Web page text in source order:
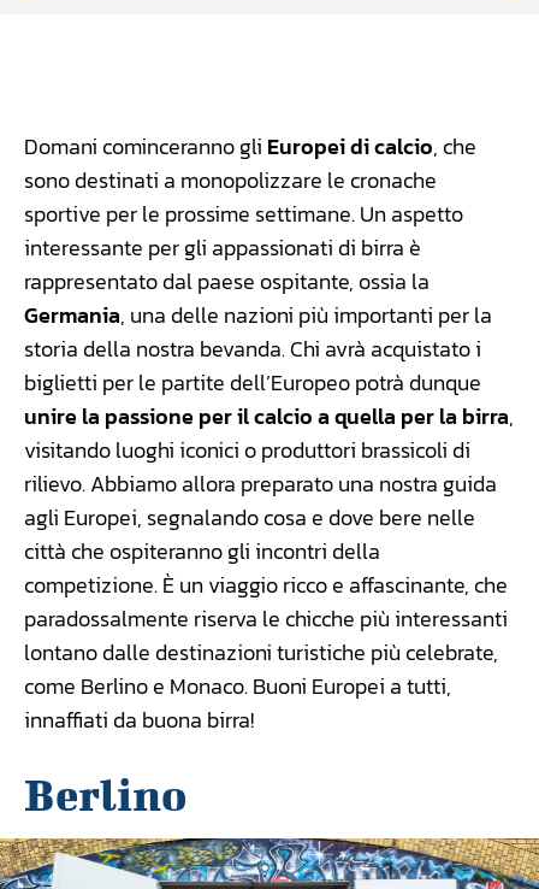
Domani cominceranno gli Europei di calcio, che
sono destinati a monopolizzare le cronache
sportive per le prossime settimane. Un aspetto
interessante per gli appassionati di birra è
rappresentato dal paese ospitante, ossia la
Germania, una delle nazioni più importanti per la
storia della nostra bevanda. Chi avrà acquistato i
biglietti per le partite dell’Europeo potrà dunque
unire la passione per il calcio a quella per la birra,
visitando luoghi iconici o produttori brassicoli di
rilievo. Abbiamo allora preparato una nostra guida
agli Europei, segnalando cosa e dove bere nelle
città che ospiteranno gli incontri della
competizione. È un viaggio ricco e affascinante, che
paradossalmente riserva le chicche più interessanti
lontano dalle destinazioni turistiche più celebrate,
come Berlino e Monaco. Buoni Europei a tutti,
innaffiati da buona birra!
Berlino